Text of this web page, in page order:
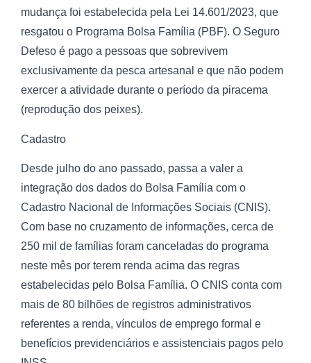
mudança foi estabelecida pela Lei 14.601/2023, que
resgatou o Programa Bolsa Família (PBF). O Seguro
Defeso é pago a pessoas que sobrevivem
exclusivamente da pesca artesanal e que não podem
exercer a atividade durante o período da piracema
(reprodução dos peixes).
Cadastro
Desde julho do ano passado, passa a valer a
integração dos dados do Bolsa Família com o
Cadastro Nacional de Informações Sociais (CNIS).
Com base no cruzamento de informações, cerca de
250 mil de famílias foram canceladas do programa
neste mês por terem renda acima das regras
estabelecidas pelo Bolsa Família. O CNIS conta com
mais de 80 bilhões de registros administrativos
referentes a renda, vínculos de emprego formal e
benefícios previdenciários e assistenciais pagos pelo